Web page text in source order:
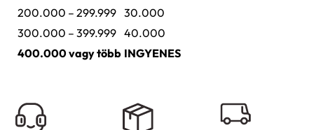
200.000 – 299.999 30.000
300.000 – 399.999 40.000
400.000 vagy több INGYENES